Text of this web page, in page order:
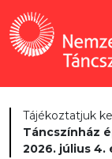
Tájékoztatjuk
Táncszínház
2026. július 4.